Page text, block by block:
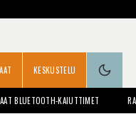
KESKUSTELU
BLUETOOTH-KAIUTTIMET